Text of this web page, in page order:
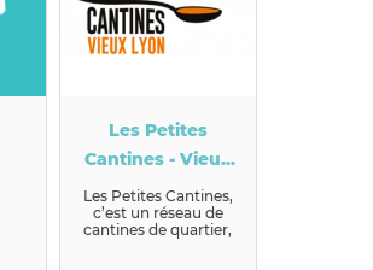
Les Petites
Cantines - Vieux
Lyon
Les Petites Cantines,
c’est un réseau de
cantines de quartier,